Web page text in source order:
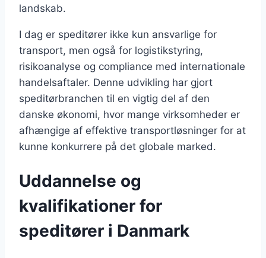
landskab.
I dag er speditører ikke kun ansvarlige for
transport, men også for logistikstyring,
risikoanalyse og compliance med internationale
handelsaftaler. Denne udvikling har gjort
speditørbranchen til en vigtig del af den
danske økonomi, hvor mange virksomheder er
afhængige af effektive transportløsninger for at
kunne konkurrere på det globale marked.
Uddannelse og
kvalifikationer for
speditører i Danmark